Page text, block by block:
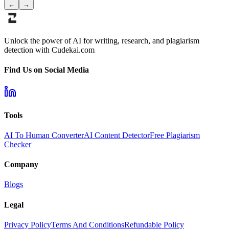
← →
Unlock the power of AI for writing, research, and plagiarism
detection with Cudekai.com
Find Us on Social Media
Tools
AI To Human ConverterAI Content DetectorFree Plagiarism
Checker
Company
Blogs
Legal
Privacy PolicyTerms And ConditionsRefundable Policy